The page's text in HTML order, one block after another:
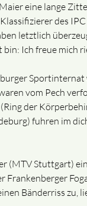
eine lange
des
letztlich
Ich freue mich
vom Pech
der
fuhren im
(MTV Stuttgart)
Frankenberger
Bänderriss zu,